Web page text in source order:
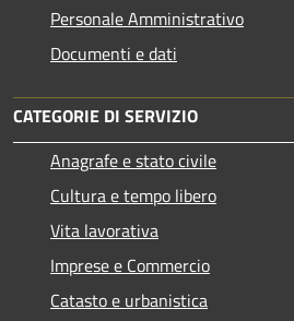
Personale Amministrativo
Documenti e dati
CATEGORIE DI SERVIZIO
Anagrafe e stato civile
Cultura e tempo libero
Vita lavorativa
Imprese e Commercio
Catasto e urbanistica